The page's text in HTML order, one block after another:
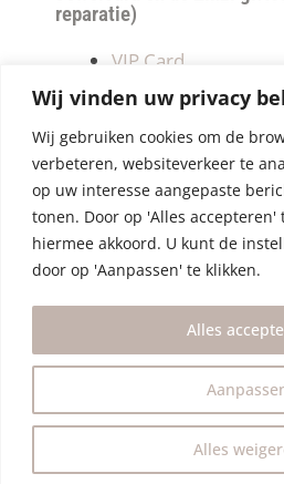
Wij vinden uw privacy
Wij gebruiken cookies om de
verbeteren, websiteverkeer te
op uw interesse aangepaste
tonen. Door op 'Alles accepteren'
hiermee akkoord. U kunt de
door op 'Aanpassen' te klikken.
Alles
Alles
reparatie)
VIP Card
Retourneren
Betalen &
Privacy Policy
Algemene